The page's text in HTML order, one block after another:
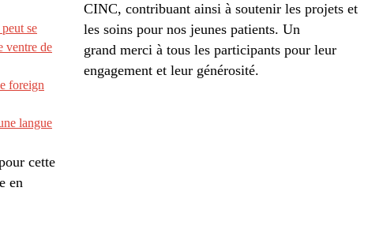
se
ventre de
foreign
langue
cette
en
CINC, contribuant ainsi à soutenir les projets et
les soins pour nos jeunes patients. Un
grand merci à tous les participants pour leur
engagement et leur générosité.